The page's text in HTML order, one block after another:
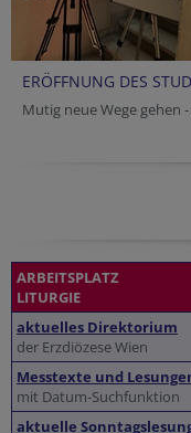
ERÖFFNUNG DES
Mutig neue Wege gehen
ARBEITSPLATZ
LITURGIE
aktuelles Direktorium
der Erzdiözese Wien
Messtexte und
mit Datum-Suchfunktion
aktuelle